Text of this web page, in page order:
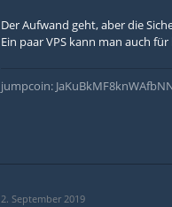
Der Aufwand geht, aber die
Ein paar VPS kann man auch
jumpcoin:
2. September 2019